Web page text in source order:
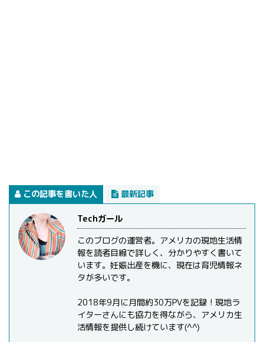
この記事を書いた人 最新記事
Techガール
このブログの運営者。アメリカの現地生活情
報を読者目線で詳しく、分かりやすく書いて
います。妊娠出産を機に、現在は育児情報ネ
タが多いです。
2018年9月に月間約30万PVを記録！現地ラ
イターさんにも協力を得ながら、アメリカ生
活情報を提供し続けています(^^)